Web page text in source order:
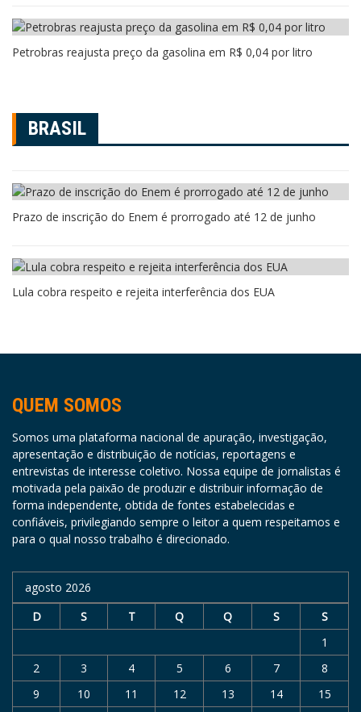
Petrobras reajusta preço da gasolina em R$ 0,04 por litro
BRASIL
Prazo de inscrição do Enem é prorrogado até 12 de junho
Lula cobra respeito e rejeita interferência dos EUA
QUEM SOMOS
Somos uma plataforma nacional de apuração, investigação,
apresentação e distribuição de notícias, reportagens e
entrevistas de interesse coletivo. Nossa equipe de jornalistas é
motivada pela paixão de produzir e distribuir informação de
forma independente, obtida de fontes estabelecidas e
confiáveis, privilegiando sempre o leitor a quem respeitamos e
para o qual nosso trabalho é direcionado.
agosto 2026
D
S T Q Q S
S
1
2
3 4 5 6 7
8
9
10 11 12 13 14
15